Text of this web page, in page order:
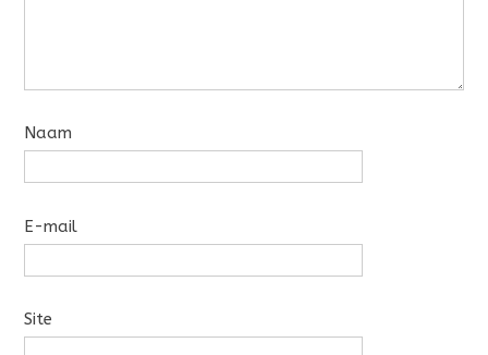
Naam
E-mail
Site